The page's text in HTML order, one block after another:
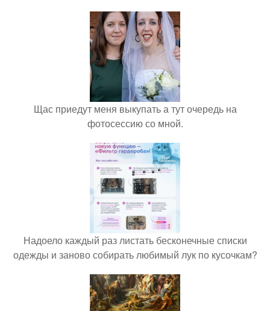
Щас приедут меня выкупать а тут очередь на
фотосессию со мной.
Надоело каждый раз листать бесконечные списки
одежды и заново собирать любимый лук по кусочкам?